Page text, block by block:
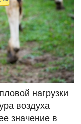
нагрузки
воздуха
значение в